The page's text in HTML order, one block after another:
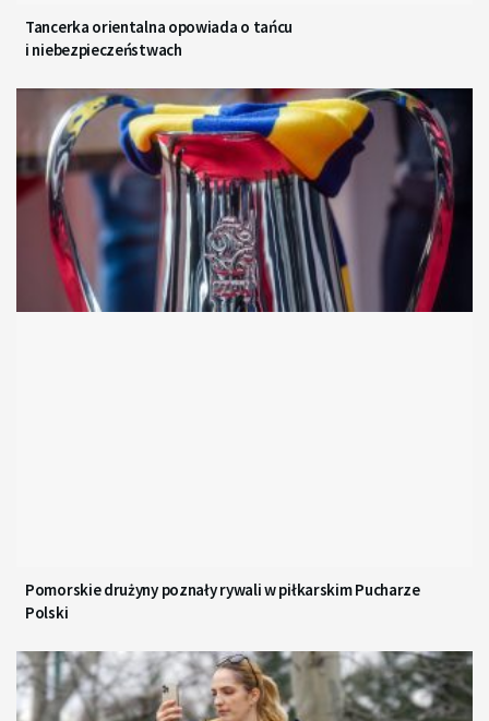
Tancerka orientalna opowiada o tańcu
i niebezpieczeństwach
Pomorskie drużyny poznały rywali w piłkarskim Pucharze
Polski